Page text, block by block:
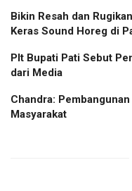
Bikin Resah dan
Keras Sound Horeg di
Plt Bupati Pati Sebut
dari Media
Chandra:
Masyarakat